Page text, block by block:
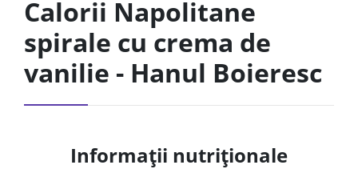
Calorii Napolitane
spirale cu crema de
vanilie - Hanul Boieresc
Informații nutriționale